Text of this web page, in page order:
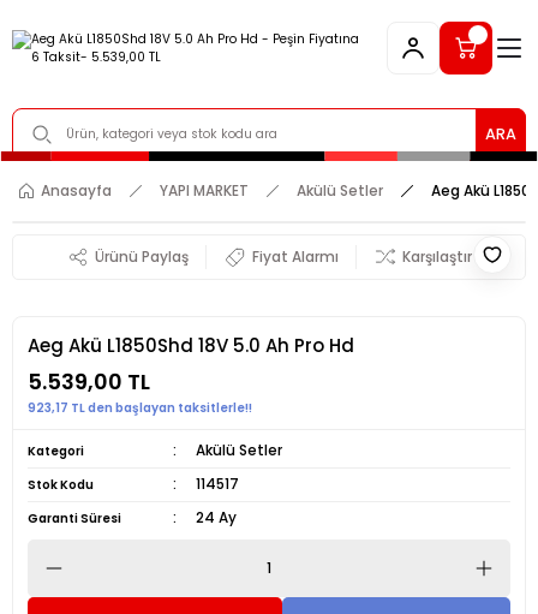
ARA
Anasayfa YAPI MARKET Akülü Setler Aeg Akü
Ürünü Paylaş Fiyat Alarmı Karşılaştır
Aeg Akü L1850Shd 18V 5.0 Ah Pro Hd
5.539,00 TL
923,17 TL den başlayan taksitlerle!!
Kategori Akülü Setler
Stok Kodu 114517
Garanti Süresi 24 Ay